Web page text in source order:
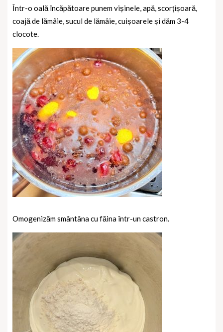
Într-o oală încăpătoare punem vișinele, apă, scorțișoară,
coajă de lămâie, sucul de lămâie, cuișoarele și dăm 3-4
clocote.
Omogenizăm smântâna cu făina într-un castron.